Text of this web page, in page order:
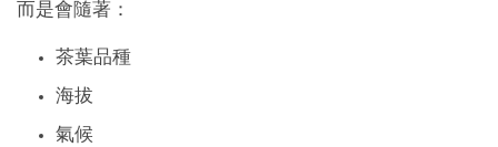
而是會隨著：
茶葉品種
海拔
氣候